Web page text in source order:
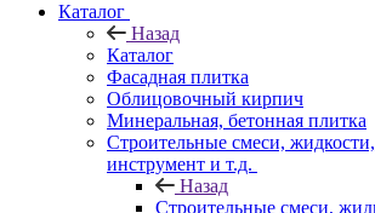
Каталог
Назад
Каталог
Фасадная плитка
Облицовочный кирпич
Минеральная, бетонная плитка
Строительные смеси,
инструмент и т.д.
Назад
Строительные смеси,